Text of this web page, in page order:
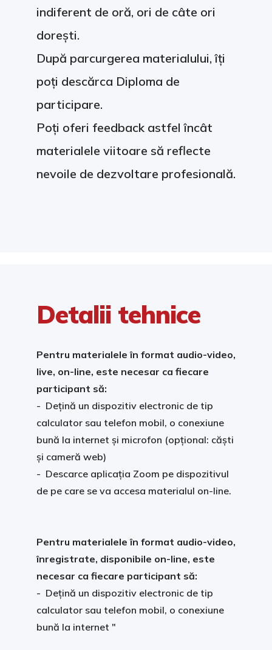
indiferent de oră, ori de câte ori
dorești.
După parcurgerea materialului, îți
poți descărca Diploma de
participare.
Poți oferi feedback astfel încât
materialele viitoare să reflecte
nevoile de dezvoltare profesională.
Detalii tehnice
Pentru materialele în format audio-video,
live, on-line, este necesar ca fiecare
participant să:
- Dețină un dispozitiv electronic de tip
calculator sau telefon mobil, o conexiune
bună la internet și microfon (opțional: căști
și cameră web)
- Descarce aplicația Zoom pe dispozitivul
de pe care se va accesa materialul on-line.
Pentru materialele în format audio-video,
înregistrate, disponibile on-line, este
necesar ca fiecare participant să:
- Dețină un dispozitiv electronic de tip
calculator sau telefon mobil, o conexiune
bună la internet "